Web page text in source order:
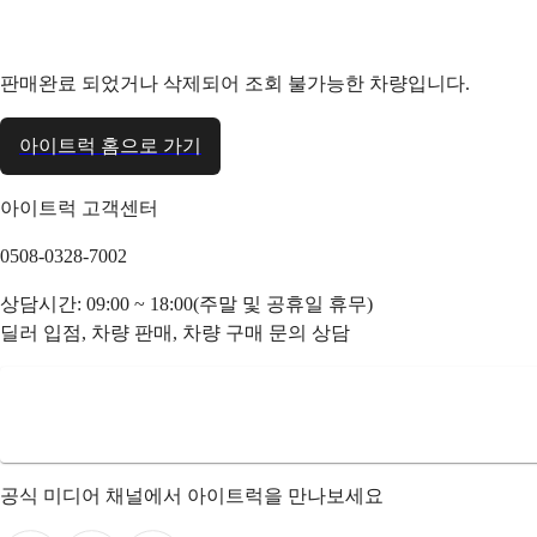
판매완료 되었거나 삭제되어 조회 불가능한 차량입니다.
아이트럭 홈으로 가기
아이트럭 고객센터
0508-0328-7002
상담시간: 09:00 ~ 18:00(주말 및 공휴일 휴무)
딜러 입점, 차량 판매, 차량 구매 문의 상담
공식 미디어 채널에서 아이트럭을 만나보세요